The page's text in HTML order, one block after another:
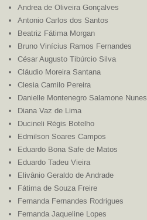
Andrea de Oliveira Gonçalves
Antonio Carlos dos Santos
Beatriz Fátima Morgan
Bruno Vinícius Ramos Fernandes
César Augusto Tibúrcio Silva
Cláudio Moreira Santana
Clesia Camilo Pereira
Danielle Montenegro Salamone Nunes
Diana Vaz de Lima
Ducineli Régis Botelho
Edmilson Soares Campos
Eduardo Bona Safe de Matos
Eduardo Tadeu Vieira
Elivânio Geraldo de Andrade
Fátima de Souza Freire
Fernanda Fernandes Rodrigues
Fernanda Jaqueline Lopes